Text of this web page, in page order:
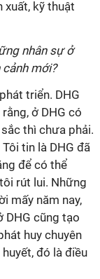
xuất, kỹ thuật
nhân sự ở
mới?
triển. DHG
ở DHG có
thì chưa phải.
tin là DHG đã
để có thể
rút lui. Những
mấy năm nay,
DHG cũng tạo
huy chuyên
đó là điều